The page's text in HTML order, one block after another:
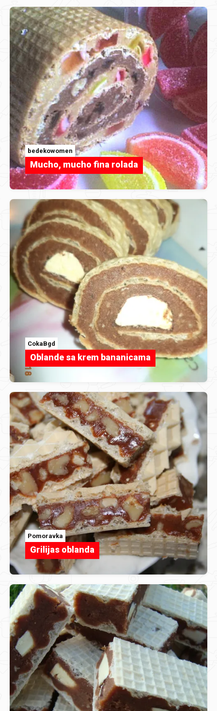
bedekowomen
Mucho, mucho fina rolada
CokaBgd
Oblande sa krem bananicama
Pomoravka
Grilijas oblanda